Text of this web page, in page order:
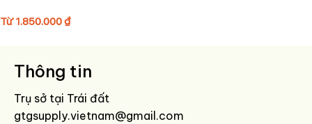
Từ1.850.000₫
Thông tin
Trụ sở tại Trái đất
gtgsupply.vietnam@gmail.com